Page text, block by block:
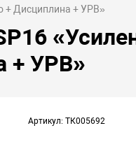
+ Дисциплина + УРВ»
+ УРВ»
Артикул: ТК005692